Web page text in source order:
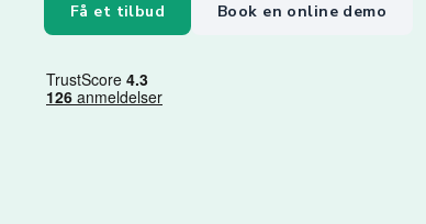
Få et tilbud Book en online demo